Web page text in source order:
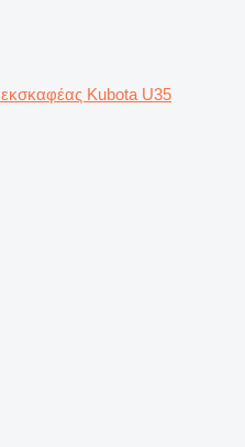
εκσκαφέας Kubota U35